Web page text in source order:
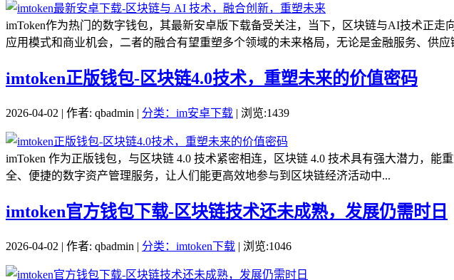
imToken作为热门的数字钱包，其最新安卓版下载备受关注，当下，区块链与AI技术正
应用模式和商业机会，二者的融合有望重塑多个领域的未来格局，无论是金融服务、供应
imtoken正版钱包-区块链4.0技术，重塑未来的价值密码
2026-04-02 | 作者: qbadmin | 分类：im安卓下载 | 浏览:1439
imToken 作为正版钱包，与区块链 4.0 技术紧密相连，区块链 4.0 技术具有强大潜力，
全、便捷的数字资产管理服务，让人们能更高效地参与到区块链经济活动中...
imtoken官方钱包下载-区块链技术还未成熟，发展仍需时日
2026-04-02 | 作者: qbadmin | 分类：imtoken下载 | 浏览:1046